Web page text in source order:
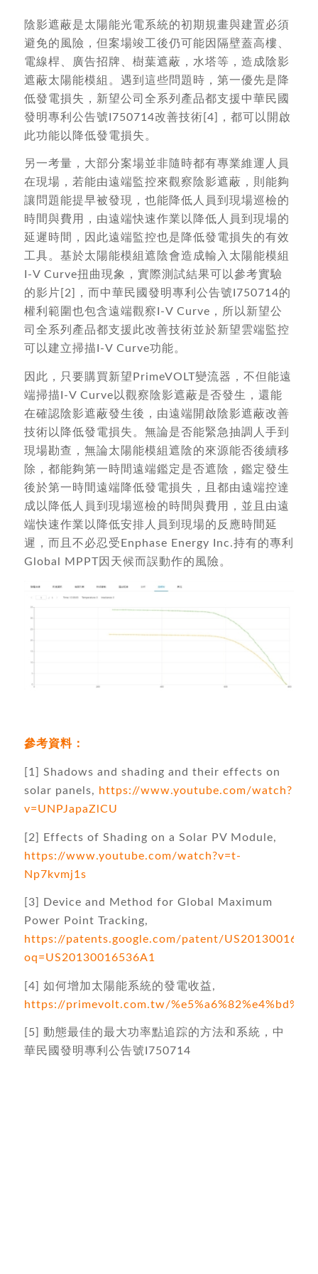
陰影遮蔽是太陽能光電系統的初期規畫與建置必須
避免的風險，但案場竣工後仍可能因隔壁蓋高樓、
電線桿、廣告招牌、樹葉遮蔽，水塔等，造成陰影
遮蔽太陽能模組。遇到這些問題時，第一優先是降
低發電損失，新望公司全系列產品都支援中華民國
發明專利公告號I750714改善技術[4]，都可以開啟
此功能以降低發電損失。
另一考量，大部分案場並非隨時都有專業維運人員
在現場，若能由遠端監控來觀察陰影遮蔽，則能夠
讓問題能提早被發現，也能降低人員到現場巡檢的
時間與費用，由遠端快速作業以降低人員到現場的
延遲時間，因此遠端監控也是降低發電損失的有效
工具。基於太陽能模組遮陰會造成輸入太陽能模組
I-V Curve扭曲現象，實際測試結果可以參考實驗
的影片[2]，而中華民國發明專利公告號I750714的
權利範圍也包含遠端觀察I-V Curve，所以新望公
司全系列產品都支援此改善技術並於新望雲端監控
可以建立掃描I-V Curve功能。
因此，只要購買新望PrimeVOLT變流器，不但能遠
端掃描I-V Curve以觀察陰影遮蔽是否發生，還能
在確認陰影遮蔽發生後，由遠端開啟陰影遮蔽改善
技術以降低發電損失。無論是否能緊急抽調人手到
現場勘查，無論太陽能模組遮陰的來源能否後續移
除，都能夠第一時間遠端鑑定是否遮陰，鑑定發生
後於第一時間遠端降低發電損失，且都由遠端控達
成以降低人員到現場巡檢的時間與費用，並且由遠
端快速作業以降低安排人員到現場的反應時間延
遲，而且不必忍受Enphase Energy Inc.持有的專利
Global MPPT因天候而誤動作的風險。
參考資料：
[1] Shadows and shading and their effects on
solar panels, https://www.youtube.com/watch?
v=UNPJapaZlCU
[2] Effects of Shading on a Solar PV Module,
https://www.youtube.com/watch?v=t-
Np7kvmj1s
[3] Device and Method for Global Maximum
Power Point Tracking,
https://patents.google.com/patent/
oq=US20130016536A1
[4] 如何增加太陽能系統的發電收益,
https://primevolt.com.tw/
[5] 動態最佳的最大功率點追踪的方法和系統，中
華民國發明專利公告號I750714